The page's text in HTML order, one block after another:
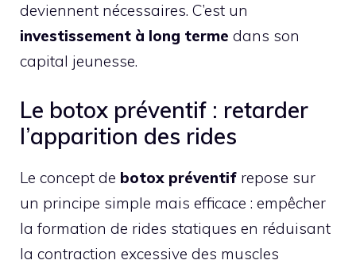
deviennent nécessaires. C’est un
investissement à long terme dans son
capital jeunesse.
Le botox préventif : retarder
l’apparition des rides
Le concept de botox préventif repose sur
un principe simple mais efficace : empêcher
la formation de rides statiques en réduisant
la contraction excessive des muscles